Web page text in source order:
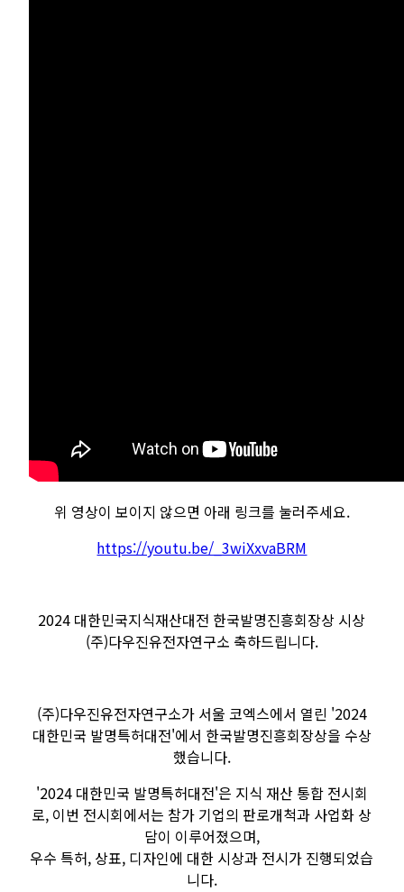
위 영상이 보이지 않으면 아래 링크를 눌러주세요.
https://youtu.be/_3wiXxvaBRM
2024 대한민국지식재산대전 한국발명진흥회장상 시상
(주)다우진유전자연구소 축하드립니다.
(주)다우진유전자연구소가 서울 코엑스에서 열린 '2024
대한민국 발명특허대전'에서 한국발명진흥회장상을 수상
했습니다.
'2024 대한민국 발명특허대전'은 지식 재산 통합 전시회
로, 이번 전시회에서는 참가 기업의 판로개척과 사업화 상
담이 이루어졌으며,
우수 특허, 상표, 디자인에 대한 시상과 전시가 진행되었습
니다.